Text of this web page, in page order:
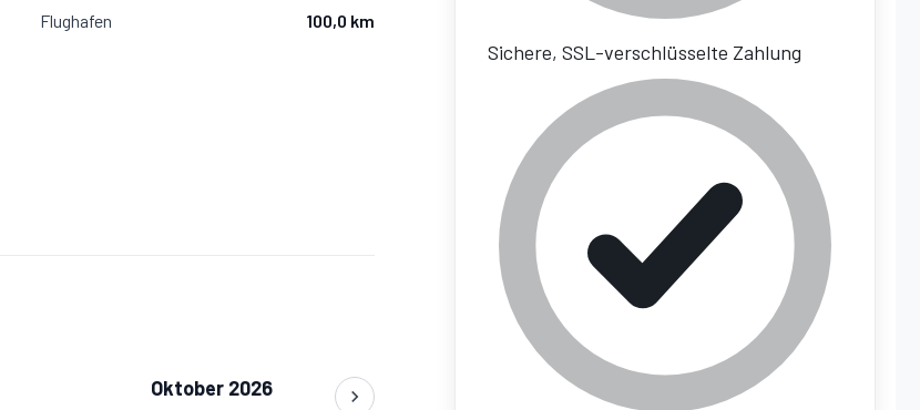
Flughafen 100,0 km
Oktober 2026
Sichere, SSL-verschlüsselte Zahlung